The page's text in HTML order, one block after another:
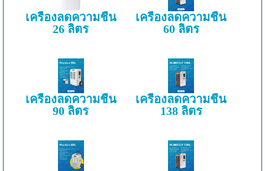
เครื่องลดความชื้น
26 ลิตร
เครื่องลดความชื้น
60 ลิตร
เครื่องลดความชื้น
90 ลิตร
เครื่องลดความชื้น
138 ลิตร